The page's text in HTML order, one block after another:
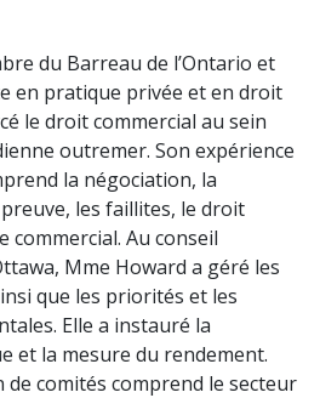
du Barreau de l’Ontario et
en pratique privée et en droit
le droit commercial au sein
outremer. Son expérience
la négociation, la
les faillites, le droit
Au conseil
Mme Howard a géré les
que les priorités et les
Elle a instauré la
et la mesure du rendement.
de comités comprend le secteur